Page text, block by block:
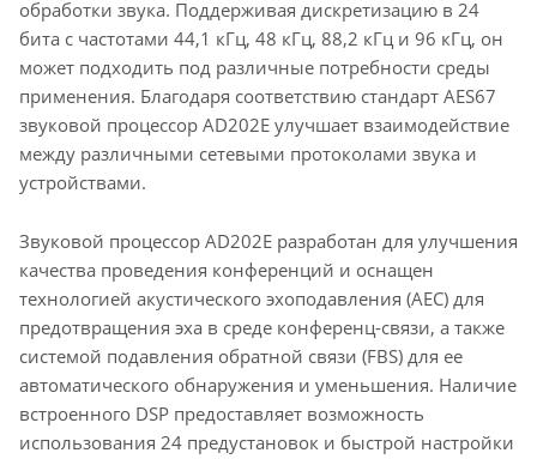
обработки звука. Поддерживая дискретизацию в 24
бита с частотами 44,1 кГц, 48 кГц, 88,2 кГц и 96 кГц, он
может подходить под различные потребности среды
применения. Благодаря соответствию стандарт AES67
звуковой процессор AD202E улучшает взаимодействие
между различными сетевыми протоколами звука и
устройствами.
Звуковой процессор AD202E разработан для улучшения
качества проведения конференций и оснащен
технологией акустического эхоподавления (AEC) для
предотвращения эха в среде конференц-связи, а также
системой подавления обратной связи (FBS) для ее
автоматического обнаружения и уменьшения. Наличие
встроенного DSP предоставляет возможность
использования 24 предустановок и быстрой настройки